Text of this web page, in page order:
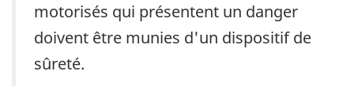
motorisés qui présentent un danger
doivent être munies d'un dispositif de
sûreté.